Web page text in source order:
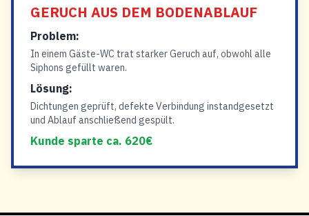
GERUCH AUS DEM BODENABLAUF
Problem:
In einem Gäste-WC trat starker Geruch auf, obwohl alle
Siphons gefüllt waren.
Lösung:
Dichtungen geprüft, defekte Verbindung instandgesetzt
und Ablauf anschließend gespült.
Kunde sparte ca. 620€